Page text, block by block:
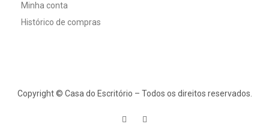
Minha conta
Histórico de compras
Copyright © Casa do Escritório – Todos os direitos reservados.